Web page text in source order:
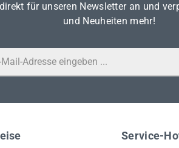
für unseren Newsletter an und
und Neuheiten mehr!
Service-